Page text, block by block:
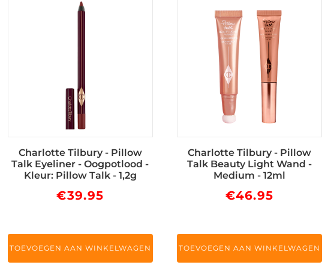
Charlotte Tilbury - Pillow
Talk Eyeliner - Oogpotlood -
Kleur: Pillow Talk - 1,2g
€39.95
TOEVOEGEN AAN WINKELWAGEN
Charlotte Tilbury - Pillow
Talk Beauty Light Wand -
Medium - 12ml
€46.95
TOEVOEGEN AAN WINKELWAGEN